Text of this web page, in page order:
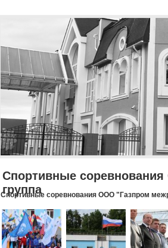
Спортивные
группа
Спортивные соревнования ООО "Газпром